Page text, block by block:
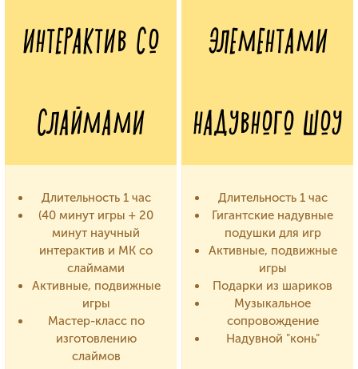
ИНТЕРАКТИВ СО
СЛАЙМАМИ
ЭЛЕМЕНТАМИ
НАДУВНОГО ШОУ
Длительность 1 час
(40 минут игры + 20
минут научный
интерактив и МК со
слаймами
Активные, подвижные
игры
Мастер-класс по
изготовлению
слаймов
Длительность 1 час
Гигантские надувные
подушки для игр
Активные, подвижные
игры
Подарки из шариков
Музыкальное
сопровождение
Надувной "конь"